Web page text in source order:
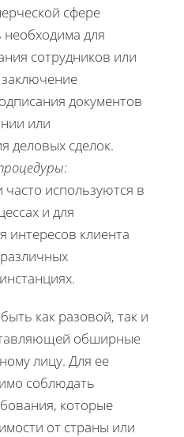
сфере
для
сотрудников или
документов
или
деловых сделок.
используются в
и для
интересов клиента
как разовой, так и
обширные
лицу. Для ее
соблюдать
которые
от страны или